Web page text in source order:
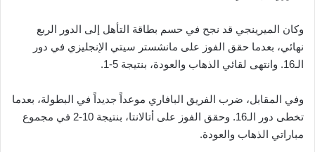
وكان الميرينجي قد نجح في حسم بطاقة التأهل إلى الدور الربع
نهائي، بعدما حقق الفوز على مانشستر سيتي الإنجليزي في دور
الـ16. وانتهى لقائي الذهاب والعودة، بنتيجة 5-1.
وفي المقابل، ضرب الفريق البافاري موعداً جديداً في البطولة، بعدما
تخطى دور الـ16. وحقق الفوز على أتالانتا، بنتيجة 10-2 في مجموع
مباراتي الذهاب والعودة.